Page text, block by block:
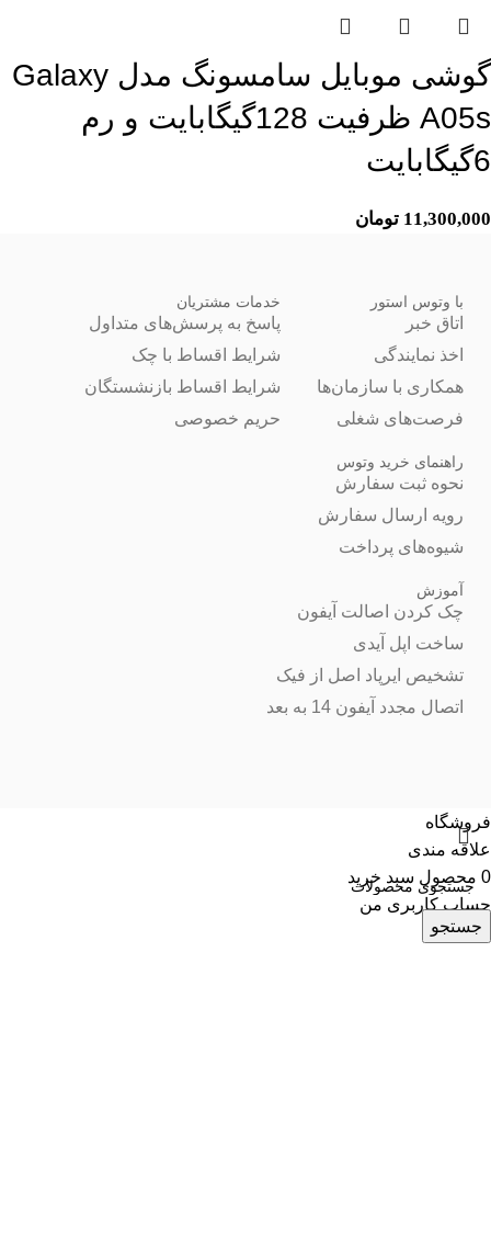
گوشی موبایل سامسونگ مدل Galaxy
A05s ظرفیت 128گیگابایت و رم
6گیگابایت
11,300,000 تومان
با وتوس استور
اتاق خبر
اخذ نمایندگی
همکاری با سازمان‌ها
فرصت‌های شغلی
خدمات مشتریان
پاسخ به پرسش‌های متداول
شرایط اقساط با چک
شرایط اقساط بازنشستگان
حریم خصوصی
راهنمای خرید وتوس
نحوه ثبت سفارش
رویه ارسال سفارش
شیوه‌های پرداخت
آموزش
چک کردن اصالت آیفون
ساخت اپل آیدی
تشخیص ایرپاد اصل از فیک
اتصال مجدد آیفون 14 به بعد
جستجو
فروشگاه
علاقه مندی
0 محصول سبد خرید
حساب کاربری من